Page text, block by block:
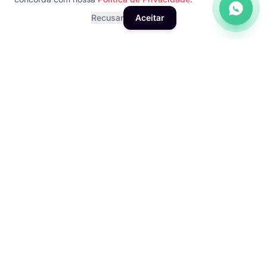
turismo e eventos na capital baiana
Recusar
Aceitar